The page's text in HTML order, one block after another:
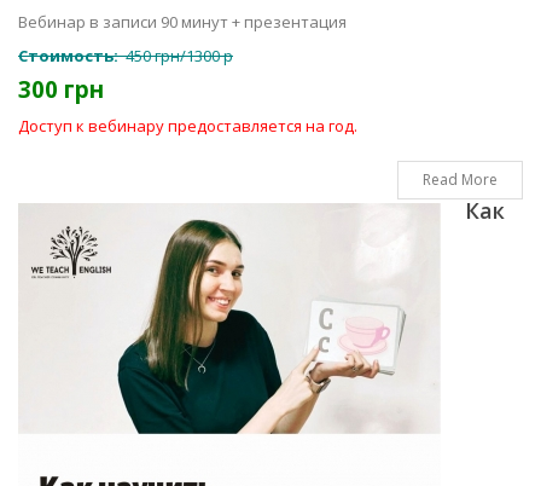
Вебинар в записи 90 минут + презентация
Стоимость:450 грн/1300 р
300 грн
Доступ к вебинару предоставляется на год.
Read More
Как